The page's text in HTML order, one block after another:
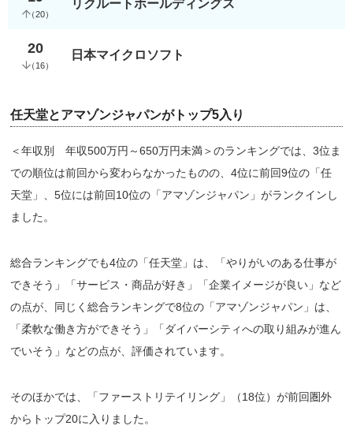
（20）
リクルートホールディングス
20
（ 16）
日本マイクロソフト
任天堂とアマゾンジャパンがトップ5入り
＜年収別 年収500万円～650万円未満＞のランキングでは、3位ま
での順位は前回から変わらなかったものの、4位に前回9位の「任
天堂」、5位には前回10位の「アマゾンジャパン」がランクインし
ました。
総合ランキングでも4位の「任天堂」は、「やりがいのある仕事が
できそう」「サービス・商品が好き」「企業イメージが良い」など
の点が、同じく総合ランキングで8位の「アマゾンジャパン」は、
「柔軟な働き方ができそう」「ダイバーシティへの取り組みが進ん
でいそう」などの点が、評価されています。
そのほかでは、「ファーストリテイリング」（18位）が前回圏外
からトップ20に入りました。